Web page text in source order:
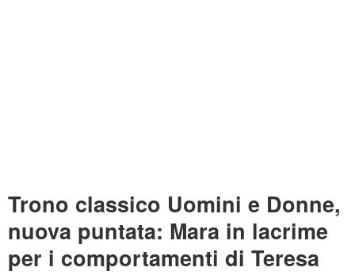
Trono classico Uomini e Donne,
nuova puntata: Mara in lacrime
per i comportamenti di Teresa